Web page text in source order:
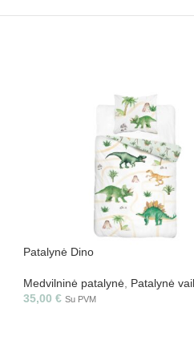
Patalynė Dino
Medvilninė patalynė, Patalynė
35,00 € Su PVM